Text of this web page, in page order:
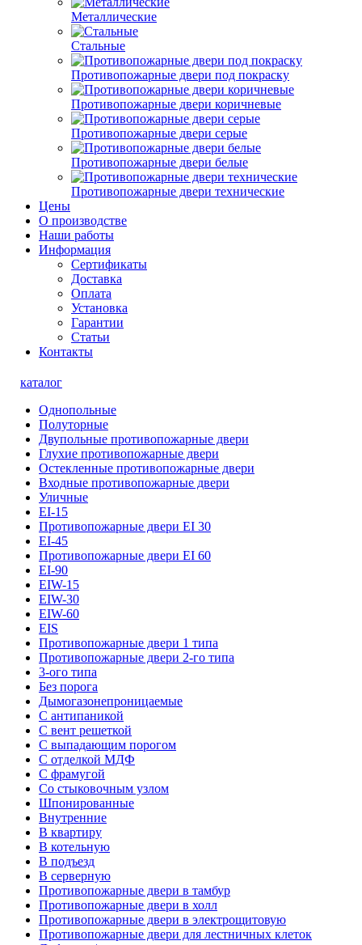
Металлические
Стальные
Противопожарные двери под покраску
Противопожарные двери коричневые
Противопожарные двери серые
Противопожарные двери белые
Противопожарные двери технические
Цены
О производстве
Наши работы
Информация
Сертификаты
Доставка
Оплата
Установка
Гарантии
Статьи
Контакты
каталог
Однопольные
Полуторные
Двупольные противопожарные двери
Глухие противопожарные двери
Остекленные противопожарные двери
Входные противопожарные двери
Уличные
EI-15
Противопожарные двери EI 30
EI-45
Противопожарные двери EI 60
EI-90
EIW-15
EIW-30
EIW-60
EIS
Противопожарные двери 1 типа
Противопожарные двери 2-го типа
3-ого типа
Без порога
Дымогазонепроницаемые
С антипаникой
С вент решеткой
С выпадающим порогом
С отделкой МДФ
С фрамугой
Со стыковочным узлом
Шпонированные
Внутренние
В квартиру
В котельную
В подъезд
В серверную
Противопожарные двери в тамбур
Противопожарные двери в холл
Противопожарные двери в электрощитовую
Противопожарные двери для лестничных клеток